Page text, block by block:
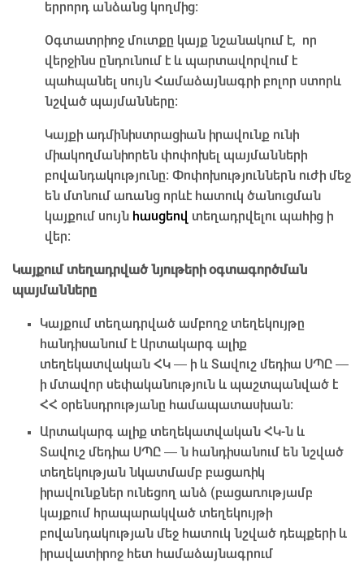
երրորդ անձանց կողմից։
Օգտատրիոջ մուտքը կայք նշանակում է, որ
վերջինս ընդունում է և պարտավորվում է
պահպանել սույն Համաձայնագրի բոլոր ստորև
նշված պայմանները։
Կայքի ադմինիստրացիան իրավունք ունի
միակողմանիորեն փոփոխել պայմանների
բովանդակությունը։ Փոփոխություններն ուժի մեջ
են մտնում առանց որևէ հատուկ ծանուցման
կայքում սույն հասցեով տեղադրվելու պահից ի
վեր։
Կայքում տեղադրված նյութերի օգտագործման
պայմանները
Կայքում տեղադրված ամբողջ տեղեկույթը
հանդիսանում է Արտակարգ ալիք
տեղեկատվական ՀԿ — ի և Տավուշ մեդիա ՍՊԸ —
ի մտավոր սեփականություն և պաշտպանված է
ՀՀ օրենսդրությանը համապատասխան։
Արտակարգ ալիք տեղեկատվական ՀԿ-ն և
Տավուշ մեդիա ՍՊԸ — ն հանդիսանում են նշված
տեղեկության նկատմամբ բացառիկ
իրավունքներ ունեցող անձ (բացառությամբ
կայքում հրապարակված տեղեկույթի
բովանդակության մեջ հատուկ նշված դեպքերի և
իրավատիրոջ հետ համաձայնագրում